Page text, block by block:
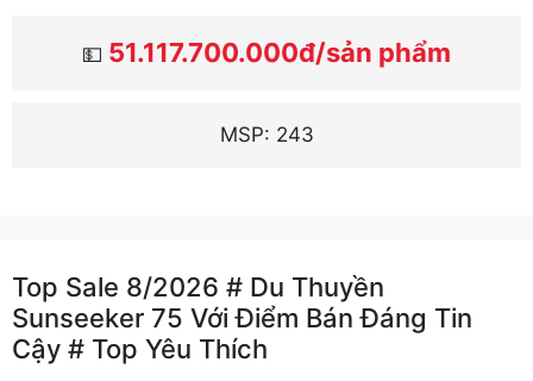
💵 51.117.700.000đ/sản phẩm
MSP: 243
Top Sale 8/2026 # Du Thuyền
Sunseeker 75 Với Điểm Bán Đáng Tin
Cậy # Top Yêu Thích